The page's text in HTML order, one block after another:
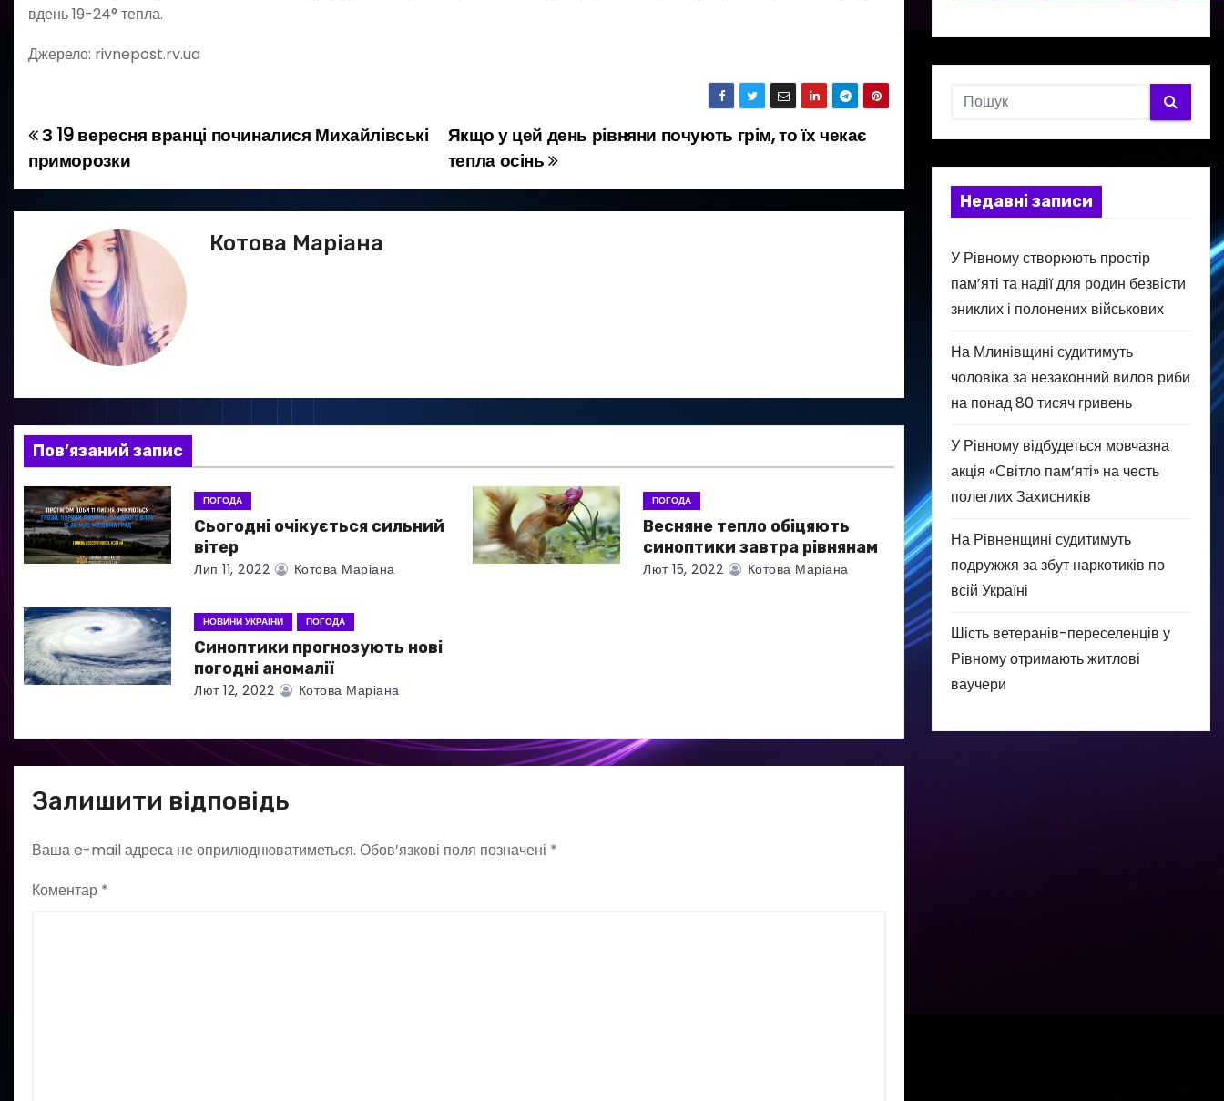
вдень 19-24° тепла.
Джерело: rivnepost.rv.ua
Н
а
в
і
я
з
а
п
и
с
і
Якщо у цей день рівняни почують грім, то їх чекає
тепла осінь
З 19 вересня вранці починалися Михайлівські
приморозки
Котова Маріана
Пов’язаний запис
ПОГОДА
Сьогодні очікується сильний
вітер
Лип 11, 2022 Котова Маріана
ПОГОДА
Весняне тепло обіцяють
синоптики завтра рівнянам
Лют 15, 2022 Котова Маріана
НОВИНИ УКРАЇНИ ПОГОДА
Синоптики прогнозують нові
погодні аномалії
Лют 12, 2022 Котова Маріана
Залишити відповідь
Ваша e-mail адреса не оприлюднюватиметься. Обов’язкові поля позначені *
Коментар *
Недавні записи
У Рівному створюють простір
пам’яті та надії для родин безвісти
зниклих і полонених військових
На Млинівщині судитимуть
чоловіка за незаконний вилов риби
на понад 80 тисяч гривень
У Рівному відбудеться мовчазна
акція «Світло пам’яті» на честь
полеглих Захисників
На Рівненщині судитимуть
подружжя за збут наркотиків по
всій Україні
Шість ветеранів-переселенців у
Рівному отримають житлові
ваучери